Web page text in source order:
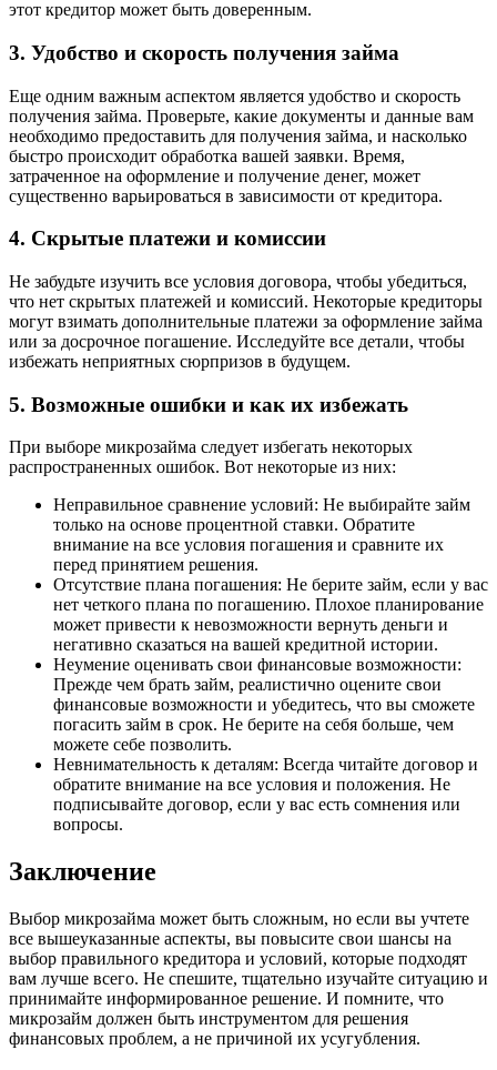
этот кредитор может быть доверенным.
3. Удобство и скорость получения займа
Еще одним важным аспектом является удобство и скорость
получения займа. Проверьте, какие документы и данные вам
необходимо предоставить для получения займа, и насколько
быстро происходит обработка вашей заявки. Время,
затраченное на оформление и получение денег, может
существенно варьироваться в зависимости от кредитора.
4. Скрытые платежи и комиссии
Не забудьте изучить все условия договора, чтобы убедиться,
что нет скрытых платежей и комиссий. Некоторые кредиторы
могут взимать дополнительные платежи за оформление займа
или за досрочное погашение. Исследуйте все детали, чтобы
избежать неприятных сюрпризов в будущем.
5. Возможные ошибки и как их избежать
При выборе микрозайма следует избегать некоторых
распространенных ошибок. Вот некоторые из них:
Неправильное сравнение условий: Не выбирайте займ
только на основе процентной ставки. Обратите
внимание на все условия погашения и сравните их
перед принятием решения.
Отсутствие плана погашения: Не берите займ, если у вас
нет четкого плана по погашению. Плохое планирование
может привести к невозможности вернуть деньги и
негативно сказаться на вашей кредитной истории.
Неумение оценивать свои финансовые возможности:
Прежде чем брать займ, реалистично оцените свои
финансовые возможности и убедитесь, что вы сможете
погасить займ в срок. Не берите на себя больше, чем
можете себе позволить.
Невнимательность к деталям: Всегда читайте договор и
обратите внимание на все условия и положения. Не
подписывайте договор, если у вас есть сомнения или
вопросы.
Заключение
Выбор микрозайма может быть сложным, но если вы учтете
все вышеуказанные аспекты, вы повысите свои шансы на
выбор правильного кредитора и условий, которые подходят
вам лучше всего. Не спешите, тщательно изучайте ситуацию и
принимайте информированное решение. И помните, что
микрозайм должен быть инструментом для решения
финансовых проблем, а не причиной их усугубления.